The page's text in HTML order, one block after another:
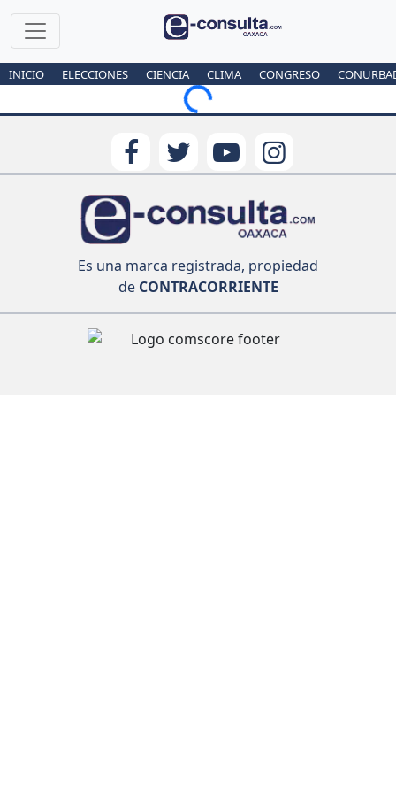
INICIO ELECCIONES CIENCIA CLIMA CONGRESO
Loading...
Es una marca registrada, propiedad
deCONTRACORRIENTE